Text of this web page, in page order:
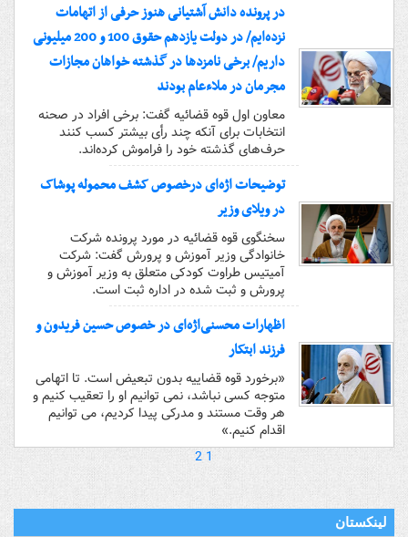
در پرونده دانش آشتیانی هنوز حرفی از اتهامات
نزده‌ایم/ در دولت یازدهم حقوق 100 و 200 میلیونی
داریم/ برخی نامزدها در گذشته خواهان مجازات
مجرمان در ملاء‌عام بودند
معاون اول قوه قضائیه گفت: برخی افراد در صحنه
انتخابات برای آنکه چند رأی بیشتر کسب کنند
حرف‌های گذشته خود را فراموش کرده‌اند.
توضیحات اژه‌ای درخصوص کشف محموله پوشاک
در ویلای وزیر
سخنگوی قوه قضائیه در مورد پرونده شرکت
خانوادگی وزیر آموزش و پرورش گفت: شرکت
آمیتیس طراوت کودکی متعلق به وزیر آموزش و
پرورش و ثبت شده در اداره ثبت است.
اظهارات محسنی‌اژه‌ای در خصوص حسین فریدون و
فرزند ابتکار
«برخورد قوه قضاییه بدون تبعیض است. تا اتهامی
متوجه کسی نباشد، نمی توانیم او را تعقیب کنیم و
هر وقت مستند و مدرکی پیدا کردیم، می توانیم
اقدام کنیم.»
1
2
لینکستان